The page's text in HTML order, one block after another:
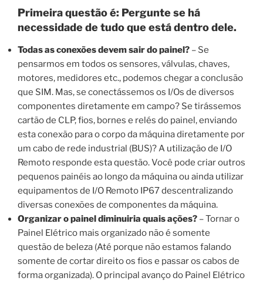
Primeira questão é: Pergunte se há
necessidade de tudo que está dentro dele.
Todas as conexões devem sair do painel? – Se
pensarmos em todos os sensores, válvulas, chaves,
motores, medidores etc., podemos chegar a conclusão
que SIM. Mas, se conectássemos os I/Os de diversos
componentes diretamente em campo? Se tirássemos
cartão de CLP, fios, bornes e relés do painel, enviando
esta conexão para o corpo da máquina diretamente por
um cabo de rede industrial (BUS)? A utilização de I/O
Remoto responde esta questão. Você pode criar outros
pequenos painéis ao longo da máquina ou ainda utilizar
equipamentos de I/O Remoto IP67 descentralizando
diversas conexões de componentes da máquina.
Organizar o painel diminuiria quais ações? – Tornar o
Painel Elétrico mais organizado não é somente
questão de beleza (Até porque não estamos falando
somente de cortar direito os fios e passar os cabos de
forma organizada). O principal avanço do Painel Elétrico